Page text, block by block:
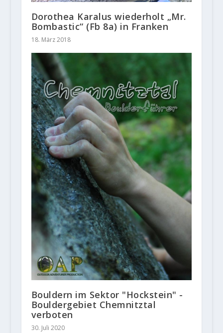
Dorothea Karalus wiederholt „Mr.
Bombastic“ (Fb 8a) in Franken
18. März 2018
Bouldern im Sektor "Hockstein" -
Bouldergebiet Chemnitztal
verboten
30. Juli 2020